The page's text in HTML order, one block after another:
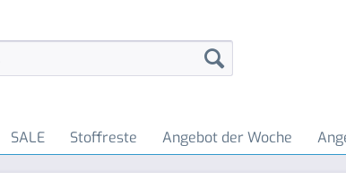
SALE Stoffreste Angebot der Woche